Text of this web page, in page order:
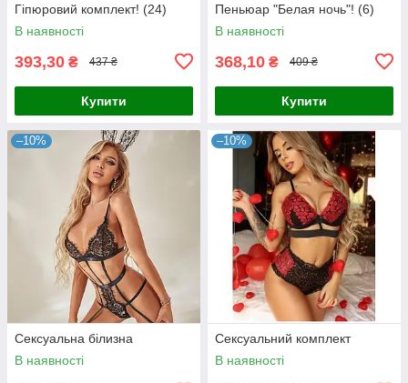
Гіпюровий комплект! (24)
В наявності
393,30 ₴ 437 ₴
Купити
Пеньюар "Белая ночь"! (6)
В наявності
368,10 ₴ 409 ₴
Купити
–10%
Сексуальна білизна
В наявності
–10%
Сексуальний комплект
В наявності